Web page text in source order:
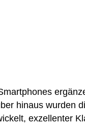
hinaus wurden
exzellenter